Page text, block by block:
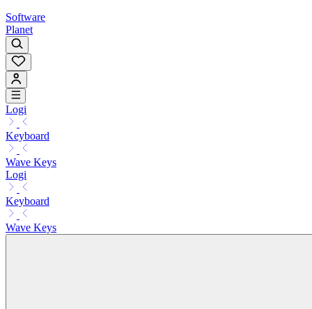
Software
Planet
Logi
Keyboard
Wave Keys
Logi
Keyboard
Wave Keys